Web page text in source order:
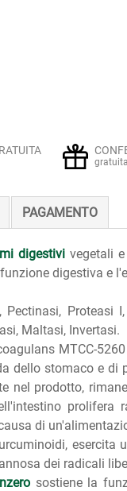
PAGAMENTO
digestivivegetali e
digestiva e
Proteasi
Maltasi, Invertasi.
MTCC-
dello stomaco e
nel prodotto,
prolifera
di
esercita
dei radicali
sostiene la